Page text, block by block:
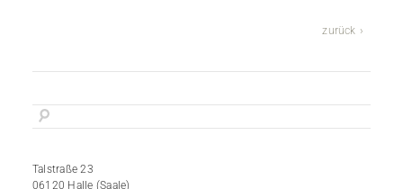
zurück
Talstraße 23
06120 Halle (Saale)